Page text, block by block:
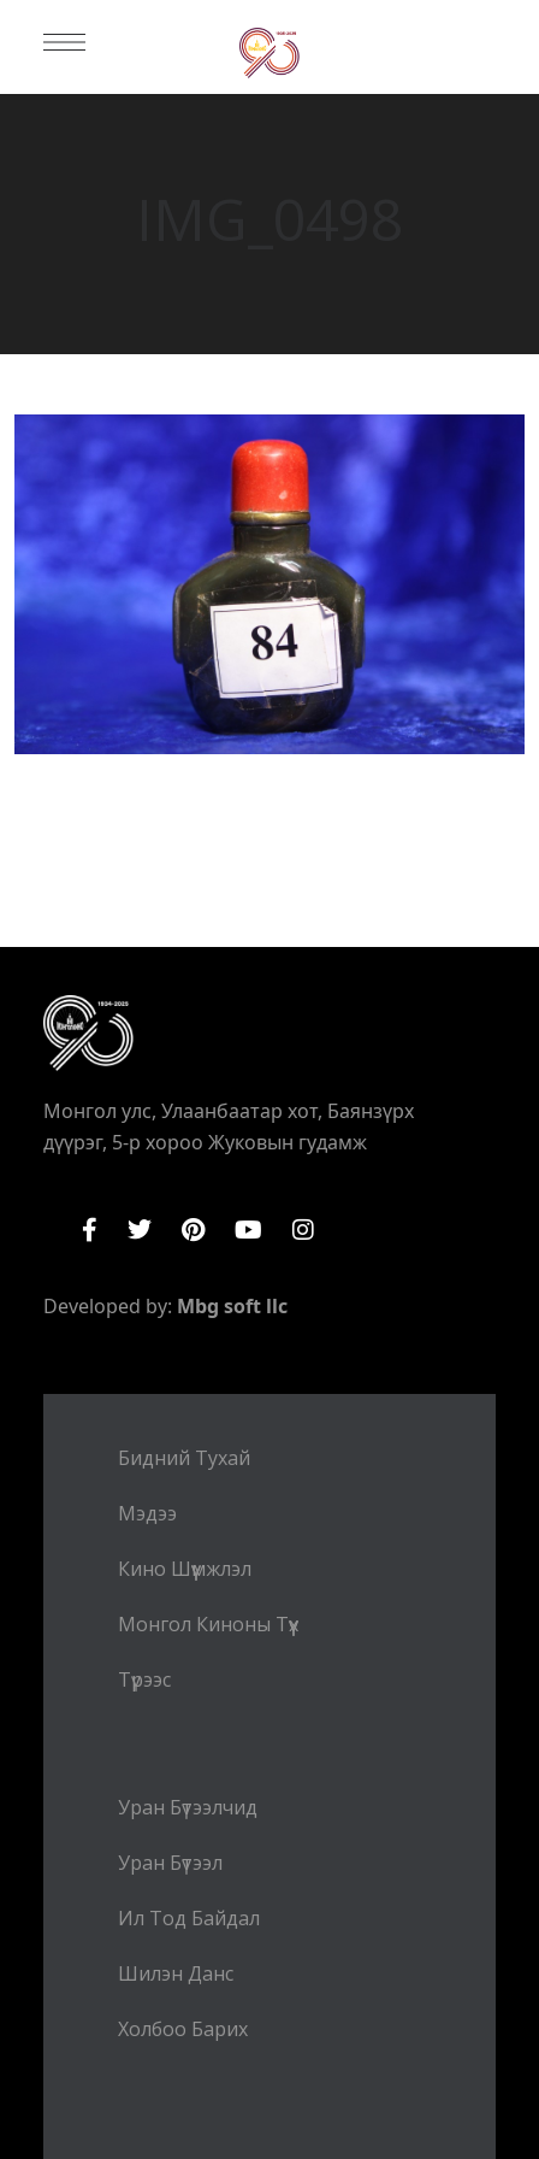
Монгол улс, Улаанбаатар хот, Баянзүрх
дүүрэг, 5-р хороо Жуковын гудамж
Developed by: Mbg soft llc
Бидний Тухай
Мэдээ
Кино Шүүмжлэл
Монгол Киноны Түүх
Түрээс
Уран Бүтээлчид
Уран Бүтээл
Ил Тод Байдал
Шилэн Данс
Холбоо Барих